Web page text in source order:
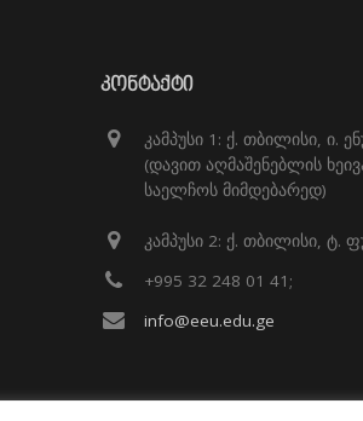
ᲙᲝᲜᲢᲐᲥᲢᲘ
კამპუსი 1: ქ. თბილისი, ი.
(დავით აღმაშენებლის
საელჩოს მიმდებარედ)
კამპუსი 2: ქ. თბილისი, ტ.
+995 32 248 01 41;
info@eeu.edu.ge